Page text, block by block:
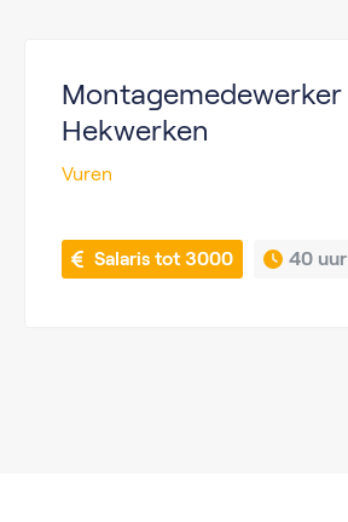
Montagemedewerker
Hekwerken
Vuren
Salaris tot 3000 40 uur